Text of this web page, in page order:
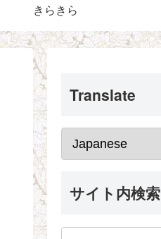
きらきら
Translate
サイト内検索